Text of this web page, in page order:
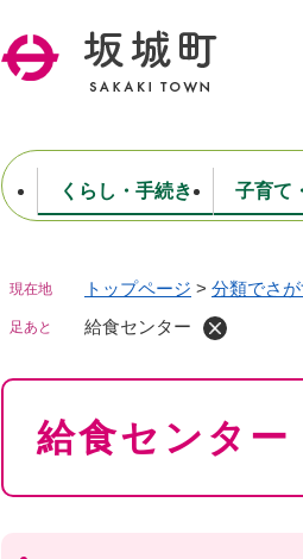
くらし・手続き
住民票・戸籍・証明 防
税金
子育て
妊娠・出産・子育て 保
健康・医療 福
商工業 農
生涯学習・スポーツ 文
ようこそ町長室へ 坂
人事・採用・職員
公共施設
現在地 トップページ > 分類でさが
足あと 給食センター
本
給食センター